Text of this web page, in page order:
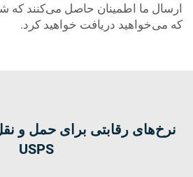
ارسال ما اطمینان حاصل می‌کنند که
که می‌خواهید دریافت خواهید کرد.
نرخ‌های رقابتی برای حمل و
USPS